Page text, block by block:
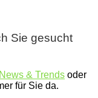
Sie gesucht
News & Trends oder
für Sie da.